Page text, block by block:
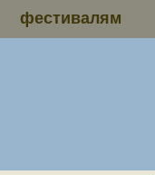
фестивалям